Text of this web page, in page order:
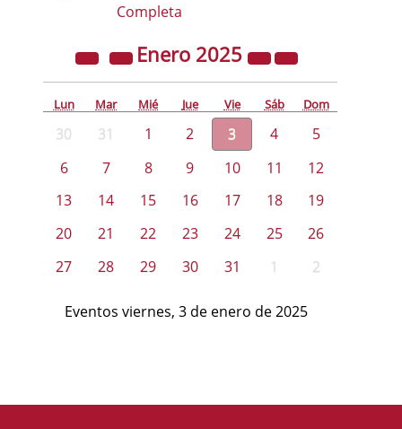
Completa
Enero 2025
Lun Mar Mié Jue Vie Sáb Dom
30 31 1 2 3 4
5
6
7 8 9 10 11
12
13
14 15 16 17 18
19
20
21 22 23 24 25
26
27
28 29 30 31 1 2
Eventos viernes, 3 de enero de 2025